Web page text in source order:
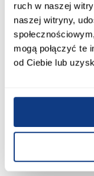
ruch w naszej
naszej witryny,
mogą połączyć te
od Ciebie lub
Stelaż w komplecie:
Wymiar stelaża:
140x200